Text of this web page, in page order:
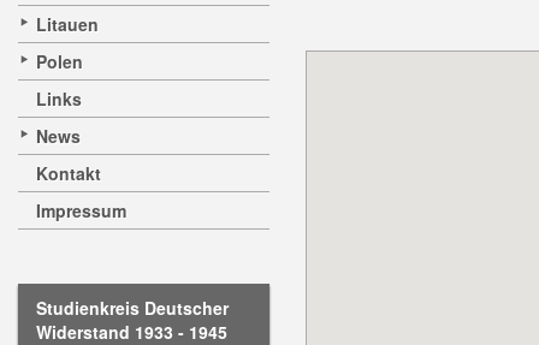
Litauen
Polen
Links
News
Kontakt
Impressum
Studienkreis Deutscher
Widerstand 1933 - 1945